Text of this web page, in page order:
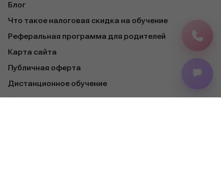
Блог
Что такое налоговая скидка на обучение
Реферальная программа для родителей
Карта сайта
Публичная оферта
Дистанционное обучение
Сотрудничество